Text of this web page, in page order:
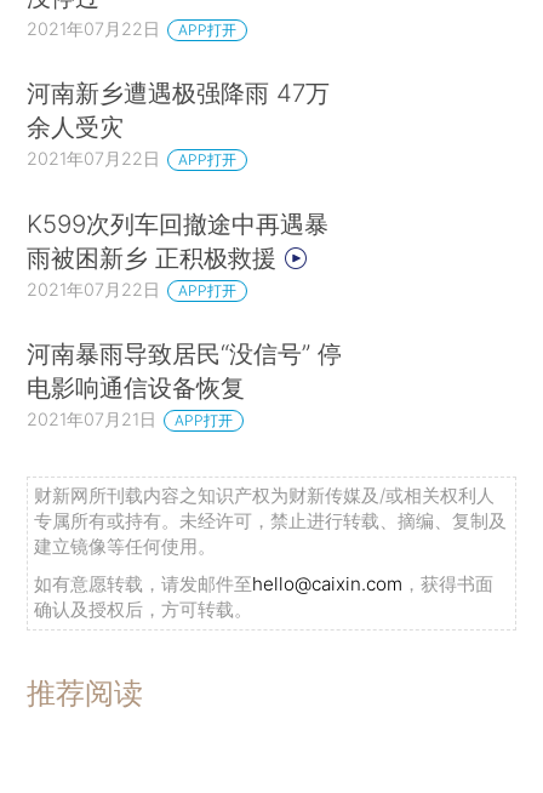
2021年07月22日 APP打开
河南新乡遭遇极强降雨 47万
余人受灾
2021年07月22日 APP打开
K599次列车回撤途中再遇暴
雨被困新乡 正积极救援
2021年07月22日 APP打开
河南暴雨导致居民“没信号” 停
电影响通信设备恢复
2021年07月21日 APP打开
财新网所刊载内容之知识产权为财新传媒及/或相关权利人
专属所有或持有。未经许可，禁止进行转载、摘编、复制及
建立镜像等任何使用。
如有意愿转载，请发邮件至hello@caixin.com ，获得书面
确认及授权后，方可转载。
推荐阅读